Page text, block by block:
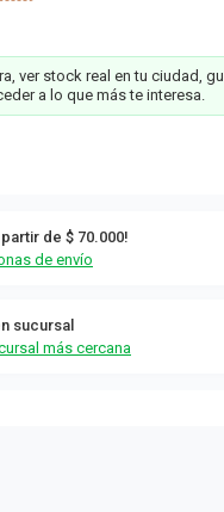
ver stock real en tu ciudad,
a lo que más te interesa.
partir de $ 70.000!
de envío
sucursal
más cercana